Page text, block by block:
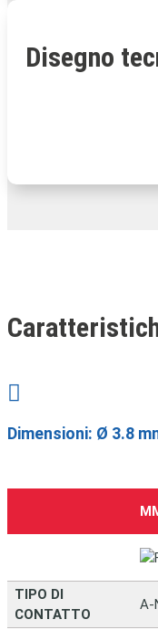
Disegno

Dimensioni: Ø 3.8
TIPO DI
CONTATTO
A-